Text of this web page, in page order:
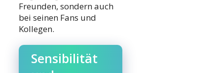
Freunden, sondern auch
bei seinen Fans und
Kollegen.
Sensibilität